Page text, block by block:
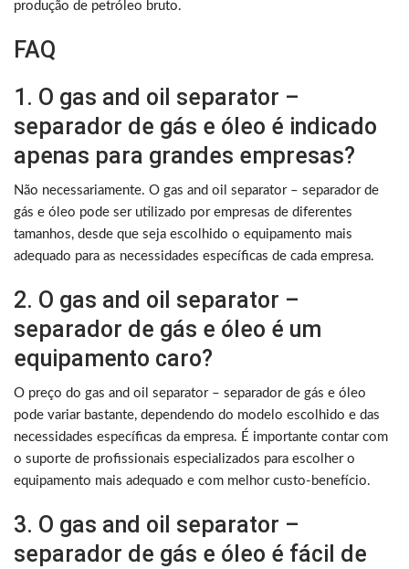
produção de petróleo bruto.
FAQ
1. O gas and oil separator –
separador de gás e óleo é indicado
apenas para grandes empresas?
Não necessariamente. O gas and oil separator – separador de
gás e óleo pode ser utilizado por empresas de diferentes
tamanhos, desde que seja escolhido o equipamento mais
adequado para as necessidades específicas de cada empresa.
2. O gas and oil separator –
separador de gás e óleo é um
equipamento caro?
O preço do gas and oil separator – separador de gás e óleo
pode variar bastante, dependendo do modelo escolhido e das
necessidades específicas da empresa. É importante contar com
o suporte de profissionais especializados para escolher o
equipamento mais adequado e com melhor custo-benefício.
3. O gas and oil separator –
separador de gás e óleo é fácil de